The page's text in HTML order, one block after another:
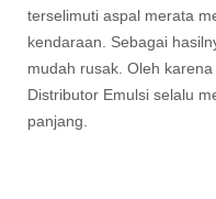
terselimuti aspal merata
kendaraan. Sebagai
mudah rusak. Oleh
Distributor Emulsi selalu
panjang.